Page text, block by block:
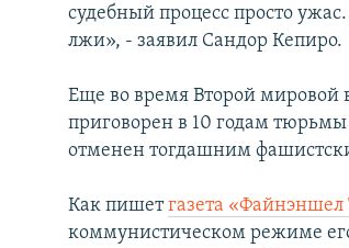
судебный процесс просто
лжи», - заявил Сандор Кепиро.
Еще во время Второй мировой
приговорен в 10 годам тюрьмы
отменен тогдашним
Как пишетгазета
коммунистическом режиме